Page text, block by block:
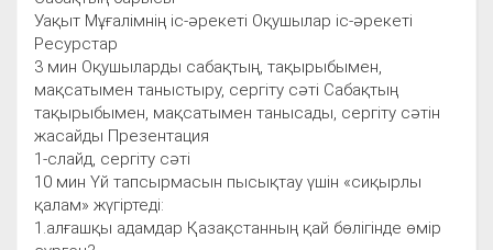
Уақыт Мұғалімнің іс-әрекеті Оқушылар іс-әрекеті
Ресурстар
3 мин Оқушыларды сабақтың, тақырыбымен,
мақсатымен таныстыру, сергіту сәті Сабақтың
тақырыбымен, мақсатымен танысады, сергіту сәтін
жасайды Презентация
1-слайд, сергіту сәті
10 мин Үй тапсырмасын пысықтау үшін «сиқырлы
қалам» жүгіртеді:
1.алғашқы адамдар Қазақстанның қай бөлігінде өмір